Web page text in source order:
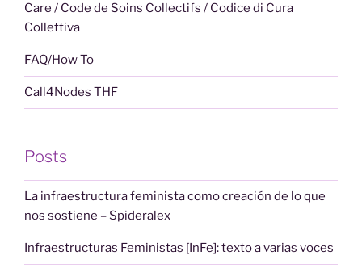
Care / Code de Soins Collectifs / Codice di Cura
Collettiva
FAQ/How To
Call4Nodes THF
Posts
La infraestructura feminista como creación de lo que
nos sostiene – Spideralex
Infraestructuras Feministas [InFe]: texto a varias voces